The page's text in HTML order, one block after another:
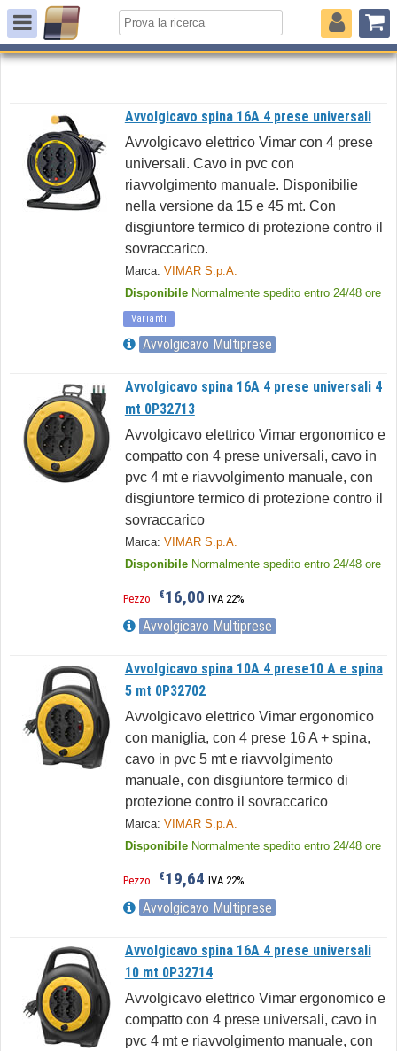
Avvolgicavo spina 16A 4 prese universali
Avvolgicavo elettrico Vimar con 4 prese
universali. Cavo in pvc con
riavvolgimento manuale. Disponibilie
nella versione da 15 e 45 mt. Con
disgiuntore termico di protezione contro il
sovraccarico.
Marca: VIMAR S.p.A.
Disponibile Normalmente spedito entro 24/48 ore
Varianti
Avvolgicavo Multiprese
Avvolgicavo spina 16A 4 prese universali 4
mt 0P32713
Avvolgicavo elettrico Vimar ergonomico e
compatto con 4 prese universali, cavo in
pvc 4 mt e riavvolgimento manuale, con
disgiuntore termico di protezione contro il
sovraccarico
Marca: VIMAR S.p.A.
Disponibile Normalmente spedito entro 24/48 ore
Pezzo €16,00 IVA 22%
Avvolgicavo Multiprese
Avvolgicavo spina 10A 4 prese10 A e spina
5 mt 0P32702
Avvolgicavo elettrico Vimar ergonomico
con maniglia, con 4 prese 16 A + spina,
cavo in pvc 5 mt e riavvolgimento
manuale, con disgiuntore termico di
protezione contro il sovraccarico
Marca: VIMAR S.p.A.
Disponibile Normalmente spedito entro 24/48 ore
Pezzo €19,64 IVA 22%
Avvolgicavo Multiprese
Avvolgicavo spina 16A 4 prese universali
10 mt 0P32714
Avvolgicavo elettrico Vimar ergonomico e
compatto con 4 prese universali, cavo in
pvc 4 mt e riavvolgimento manuale, con